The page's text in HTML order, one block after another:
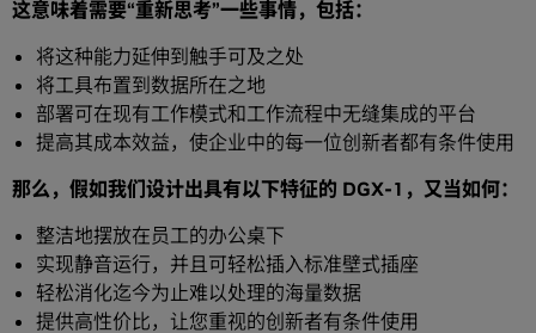
这意味着需要“重新思考”一些事情，包括：
将这种能力延伸到触手可及之处
将工具布置到数据所在之地
部署可在现有工作模式和工作流程中无缝集成的平台
提高其成本效益，使企业中的每一位创新者都有条件使用
那么，假如我们设计出具有以下特征的 DGX-1 ，又当如何：
整洁地摆放在员工的办公桌下
实现静音运行，并且可轻松插入标准壁式插座
轻松消化迄今为止难以处理的海量数据
提供高性价比，让您重视的创新者有条件使用